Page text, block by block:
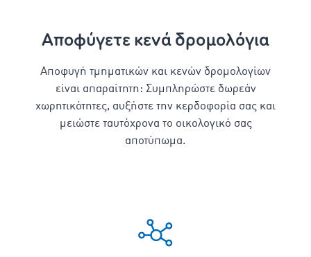
Αποφύγετε κενά δρομολόγια
Aποφυγή τμηματικών και κενών δρομολογίων
είναι απαραίτητη: Συμπληρώστε δωρεάν
χωρητικότητες, αυξήστε την κερδοφορία σας και
μειώστε ταυτόχρονα το οικολογικό σας
αποτύπωμα.